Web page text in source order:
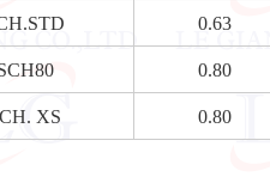
0.63
0.80
XS 0.80